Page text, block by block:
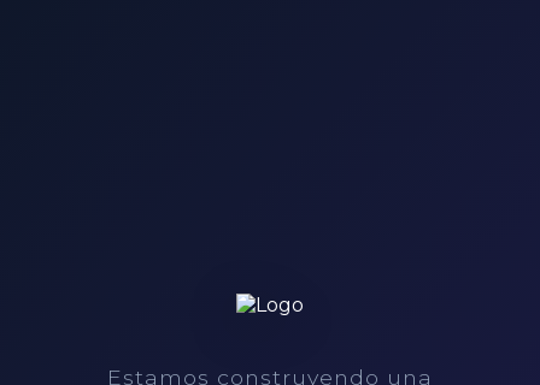
Estamos construyendo una